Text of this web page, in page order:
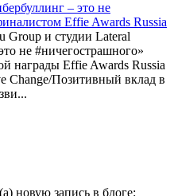
– это не
Effie Awards Russia
Group и студии Lateral
не #ничегострашного»
награды Effie Awards Russia
Change/Позитивный вклад в
новую запись в блоге: